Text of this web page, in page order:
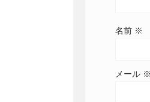
名前 ※
メール ※